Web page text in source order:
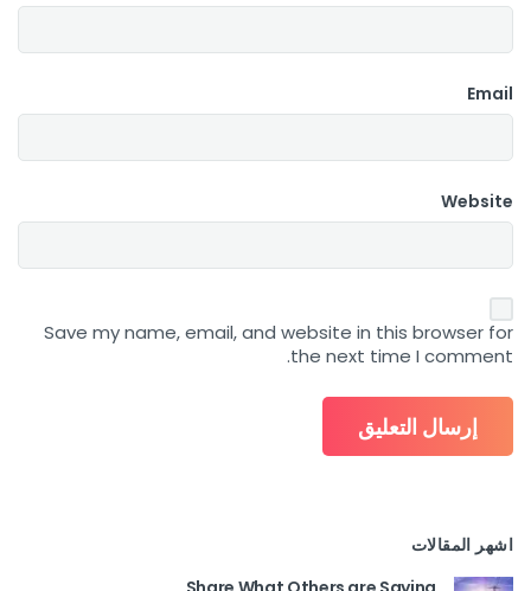
Email
Website
Save my name, email, and website in this browser for
the next time I comment.
اشهر المقالات